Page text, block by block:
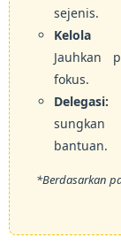
sejenis.
Kelola
Jauhkan
fokus.
Delegasi:
bantuan.
*Berdasarkan